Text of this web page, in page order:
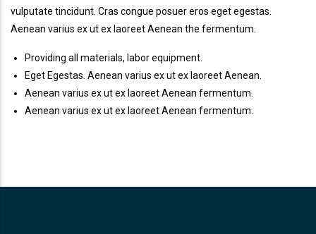
vulputate tincidunt. Cras congue posuer eros eget egestas.
Aenean varius ex ut ex laoreet Aenean the fermentum.
Providing all materials, labor equipment.
Eget Egestas. Aenean varius ex ut ex laoreet Aenean.
Aenean varius ex ut ex laoreet Aenean fermentum.
Aenean varius ex ut ex laoreet Aenean fermentum.